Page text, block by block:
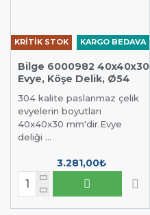
KARGO BEDAVA
KRİTİK STOK
Bilge 6000982 40x40x30
Evye, Köşe Delik, Ø54
304 kalite paslanmaz çelik
evyelerin boyutları
40x40x30 mm'dir.Evye
deliği ...
3.281,00₺